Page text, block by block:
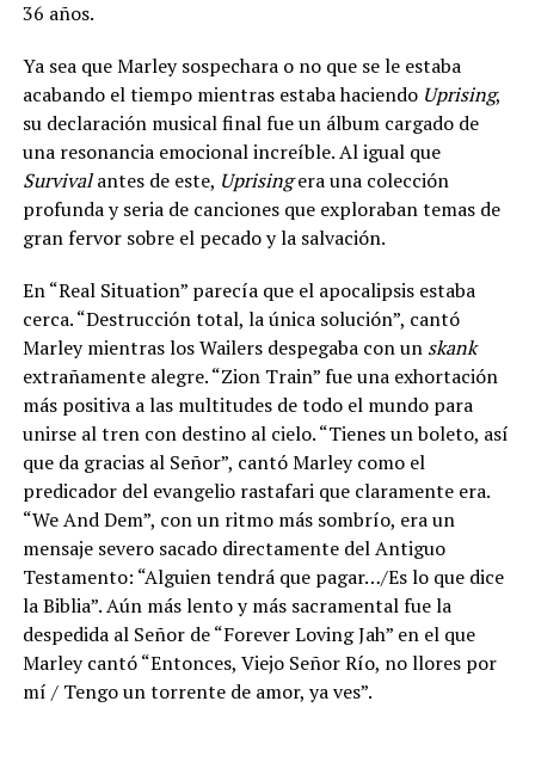
36 años.
Ya sea que Marley sospechara o no que se le estaba
acabando el tiempo mientras estaba haciendo Uprising,
su declaración musical final fue un álbum cargado de
una resonancia emocional increíble. Al igual que
Survivalantes de este, Uprisingera una colección
profunda y seria de canciones que exploraban temas de
gran fervor sobre el pecado y la salvación.
En “Real Situation” parecía que el apocalipsis estaba
cerca. “Destrucción total, la única solución”, cantó
Marley mientras los Wailers despegaba con un skank
extrañamente alegre. “Zion Train” fue una exhortación
más positiva a las multitudes de todo el mundo para
unirse al tren con destino al cielo. “Tienes un boleto, así
que da gracias al Señor”, cantó Marley como el
predicador del evangelio rastafari que claramente era.
“We And Dem”, con un ritmo más sombrío, era un
mensaje severo sacado directamente del Antiguo
Testamento: “Alguien tendrá que pagar…/Es lo que dice
la Biblia”. Aún más lento y más sacramental fue la
despedida al Señor de “Forever Loving Jah” en el que
Marley cantó “Entonces, Viejo Señor Río, no llores por
mí / Tengo un torrente de amor, ya ves”.